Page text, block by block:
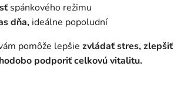
spánkového režimu
dňa, ideálne popoludní
pomôže lepšie zvládať stres, zlepšiť
podporiť celkovú vitalitu.